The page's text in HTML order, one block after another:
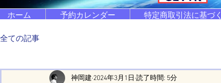
ホーム 予約カレンダー 特定商取引法に基づ
全ての記事
神岡建 2024年3月1日 読了時間: 5分